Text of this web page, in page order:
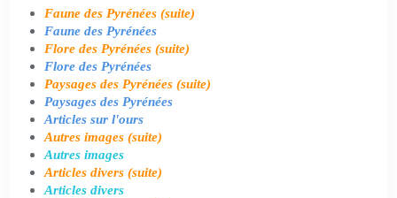
Faune des Pyrénées (suite)
Faune des Pyrénées
Flore des Pyrénées (suite)
Flore des Pyrénées
Paysages des Pyrénées (suite)
Paysages des Pyrénées
Articles sur l'ours
Autres images (suite)
Autres images
Articles divers (suite)
Articles divers